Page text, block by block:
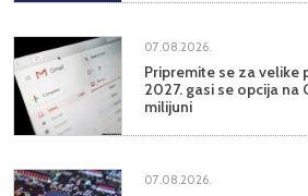
07.08.2026.
Pripremite se za velike
2027. gasi se opcija na
milijuni
07.08.2026.